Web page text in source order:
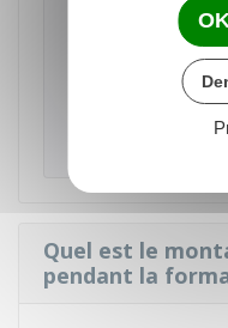
les problèmes de
de restauration
moment de
locale, par
Quel est le
pendant la